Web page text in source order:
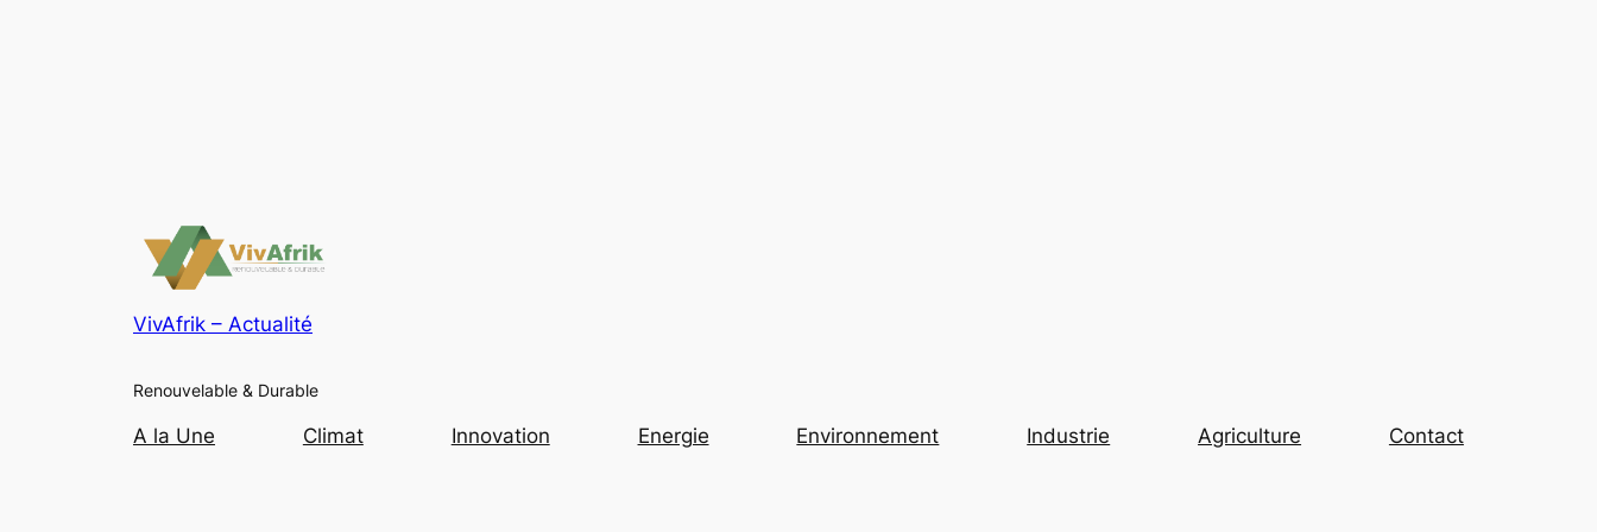
VivAfrik – Actualité
Renouvelable & Durable
A la Une Climat Innovation Energie Environnement Industrie Agriculture Contact